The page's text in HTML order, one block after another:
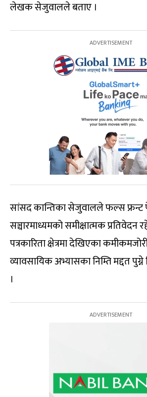
लेखक सेजुवालले बताए ।
सांसद कान्तिका सेजुवालले फल्स फ्रन्ट
सञ्चारमाध्यमको समीक्षात्मक
पत्रकारिता क्षेत्रमा देखिएका
व्यावसायिक अभ्यासका निम्ति मद्दत पुग्ने
।